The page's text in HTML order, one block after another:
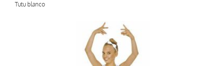
Tutu blanco